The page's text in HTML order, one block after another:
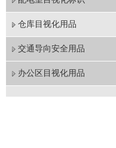
仓库目视化用品
交通导向安全用品
办公区目视化用品